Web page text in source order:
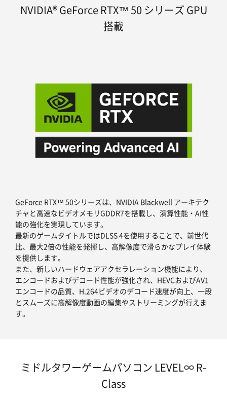
NVIDIA® GeForce RTX™ 50 シリーズ GPU
搭載
GeForce RTX™ 50シリーズは、NVIDIA Blackwell アーキテク
チャと高速なビデオメモリGDDR7を搭載し、演算性能・AI性
能の強化を実現しています。
最新のゲームタイトルではDLSS 4を使用することで、前世代
比、最大2倍の性能を発揮し、高解像度で滑らかなプレイ体験
を提供します。
また、新しいハードウェアアクセラレーション機能により、
エンコードおよびデコード性能が強化され、HEVCおよびAV1
エンコードの品質、H.264ビデオのデコード速度が向上、一段
とスムーズに高解像度動画の編集やストリーミングが行えま
す。
ミドルタワーゲームパソコン LEVEL∞ R-
Class